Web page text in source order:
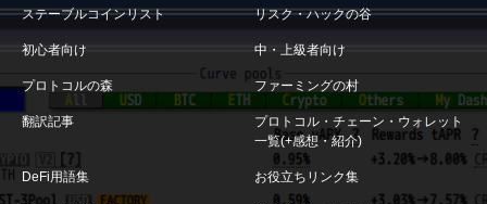
ステーブルコインリスト リスク・ハックの谷
初心者向け 中・上級者向け
プロトコルの森 ファーミングの村
翻訳記事
プロトコル・チェーン・ウォレット
一覧(+感想・紹介)
DeFi用語集 お役立ちリンク集